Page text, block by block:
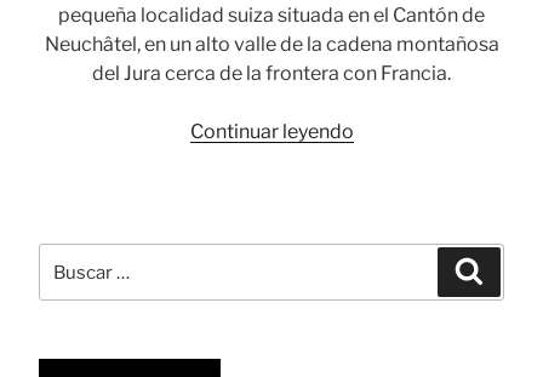
pequeña localidad suiza situada en el Cantón de
Neuchâtel, en un alto valle de la cadena montañosa
del Jura cerca de la frontera con Francia.
Continuar leyendo«Hebdomas,
los
automáticos»
por: